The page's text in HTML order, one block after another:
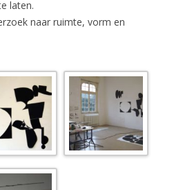
laten.
naar ruimte, vorm en